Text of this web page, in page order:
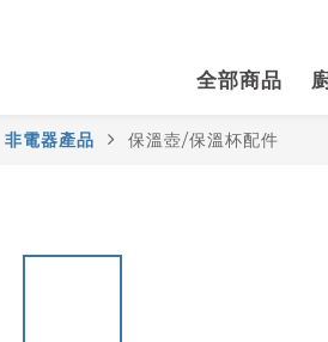
全部商品
非電器產品 保溫壺/保溫杯配件